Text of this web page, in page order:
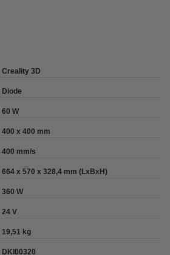
Creality 3D
Diode
60 W
400 x 400 mm
400 mm/s
664 x 570 x 328,4 mm (LxBxH)
360 W
24 V
19,51 kg
DKI00320